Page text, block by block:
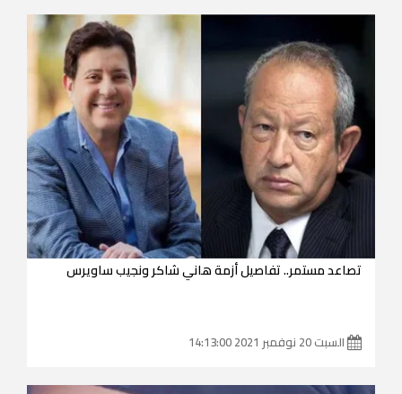
تصاعد مستمر.. تفاصيل أزمة هاني شاكر ونجيب ساويرس
السبت 20 نوفمبر 2021 14:13:00